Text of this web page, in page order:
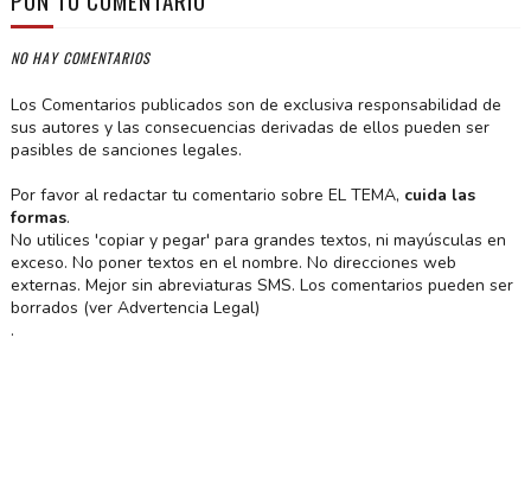
NO HAY COMENTARIOS
Los Comentarios publicados son de exclusiva responsabilidad de
sus autores y las consecuencias derivadas de ellos pueden ser
pasibles de sanciones legales.
Por favor al redactar tu comentario sobre EL TEMA, cuida las
formas.
No utilices 'copiar y pegar' para grandes textos, ni mayúsculas en
exceso. No poner textos en el nombre. No direcciones web
externas. Mejor sin abreviaturas SMS. Los comentarios pueden ser
borrados (ver Advertencia Legal)
.